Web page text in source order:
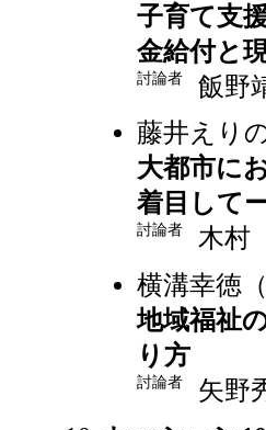
子育て支
金給付と
討論者
飯野
藤井えり
大都市に
着目して
討論者
木村
横溝幸徳
地域福祉
り方
討論者
矢野